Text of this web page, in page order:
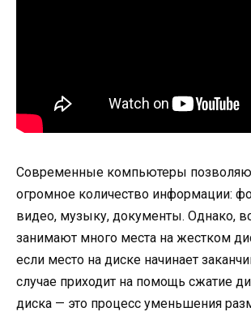
Современные компьютеры
огромное количество информации:
видео, музыку, документы. Однако,
занимают много места на жестком
если место на диске начинает
случае приходит на помощь сжатие
диска — это процесс уменьшения